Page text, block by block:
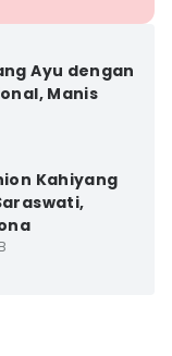
Ayu dengan
Manis
Kahiyang